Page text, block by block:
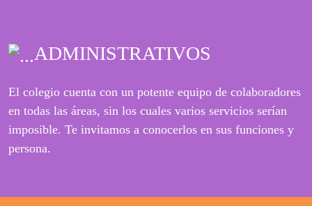
ADMINISTRATIVOS
El colegio cuenta con un potente equipo de colaboradores
en todas las áreas, sin los cuales varios servicios serían
imposible. Te invitamos a conocerlos en sus funciones y
persona.